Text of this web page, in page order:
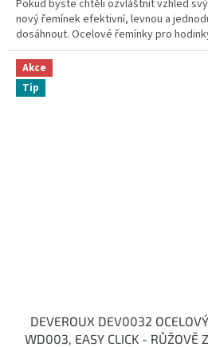
Pokud byste chtěli ozvláštnit vzhled
nový řemínek efektivní, levnou a
dosáhnout. Ocelové řemínky pro
Akce
Tip
DEVEROUX DEV0032
WD003, EASY CLICK - RŮŽOVĚ